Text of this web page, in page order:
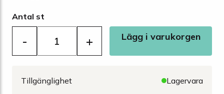
Antal st
- + Lägg i varukorgen
Tillgänglighet
Lagervara